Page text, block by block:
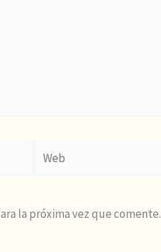
Web
la próxima vez que comente.